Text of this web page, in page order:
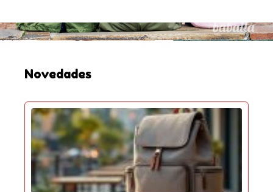
c
a
:Novedades